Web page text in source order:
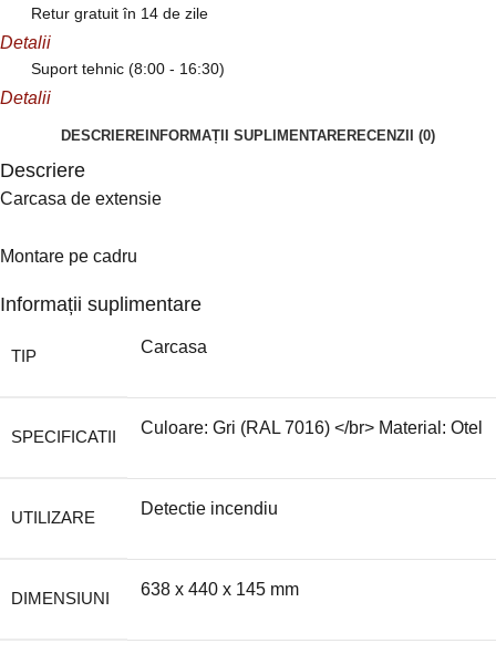
Retur gratuit în 14 de zile
Detalii
Suport tehnic (8:00 - 16:30)
Detalii
DESCRIEREINFORMAȚII SUPLIMENTARERECENZII (0)
Descriere
Carcasa de extensie
Montare pe cadru
Informații suplimentare
TIP Carcasa
SPECIFICATII Culoare: Gri (RAL 7016) </br> Material: Otel
UTILIZARE Detectie incendiu
DIMENSIUNI 638 x 440 x 145 mm